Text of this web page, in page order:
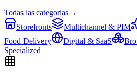
Todas las categorias→
Storefronts
Multichannel & PIM
Food Delivery
Digital & SaaS
Specialized